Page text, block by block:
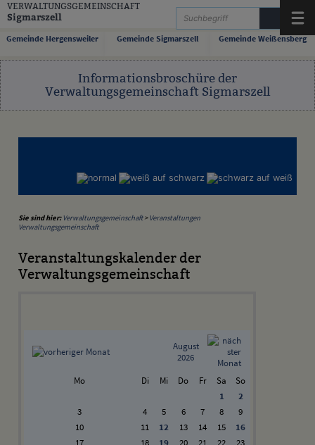
Zum Inhalt,zur Navigationoderzur Startseite springen.
VERWALTUNGSGEMEINSCHAFT
Sigmarszell
Gemeinde Hergensweiler Gemeinde Sigmarszell Gemeinde Weißensberg
Informationsbroschüre der
Verwaltungsgemeinschaft Sigmarszell
Sie sind hier: Verwaltungsgemeinschaft> Veranstaltungen
Verwaltungsgemeinschaft
Veranstaltungskalender der
Verwaltungsgemeinschaft
August
2026
Mo Di Mi Do Fr Sa
So
1
2
3
4 5 6 7 8
9
10
11 12 13 14 15
16
17
18 19 20 21 22
23